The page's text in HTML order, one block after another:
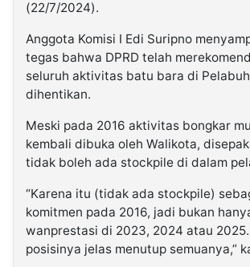
(22/7/2024).
Anggota Komisi I Edi Suripno
tegas bahwa DPRD telah
seluruh aktivitas batu bara di
dihentikan.
Meski pada 2016 aktivitas bongkar
kembali dibuka oleh Walikota,
tidak boleh ada stockpile di dalam
“Karena itu (tidak ada stockpile)
komitmen pada 2016, jadi bukan
wanprestasi di 2023, 2024 atau
posisinya jelas menutup semuanya,”